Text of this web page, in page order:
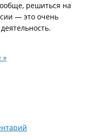
решиться на
— это очень
»